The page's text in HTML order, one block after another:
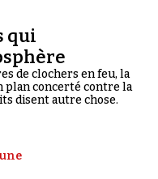
qui
de clochers en feu, la
plan concerté contre la
disent autre chose.